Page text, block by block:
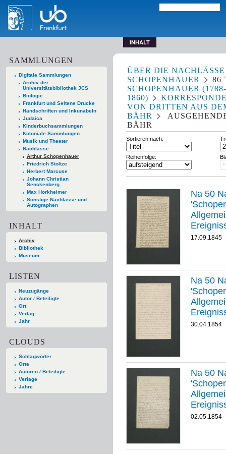
INHALT
SAMMLUNGEN
Digitale Sammlungen
Archiv der
Universitätsbibliothek JCS
Biologie
Frankfurt und Seltene Drucke
Handschriften und Inkunabeln
Judaica
Kinderbuchsammlungen
Koloniale Sammlungen
Musik und Theater
Nachlässe
Arthur Schopenhauer
Friedrich Stoltze
Herbert Marcuse
Johann Christian
Senckenberg
Max Horkheimer
Sonstige Nachlässe und
Autographen
INHALT
Archiv
Bibliothek
Museum
LISTEN
Neuzugänge
Autor / Beteiligte
Ort
Verlag
Jahr
CLOUDS
Schlagwörter
Orte
Autoren / Beteiligte
Verlage
Jahre
ÜBER DIE NACHLÄSSE
SCHOPENHAUER
86
SCHOPENHAUER (1788-
1860)
VON DRITTEN AUS
BÄHR
BÄHR
Sortieren nach:
Reihenfolge:
Na 50
17.09.1845
Na 50
30.04.1854
Na 50
02.05.1854